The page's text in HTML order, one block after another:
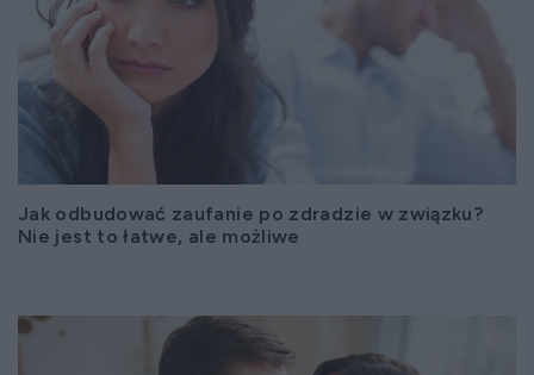
Jak odbudować zaufanie po zdradzie w związku?
Nie jest to łatwe, ale możliwe